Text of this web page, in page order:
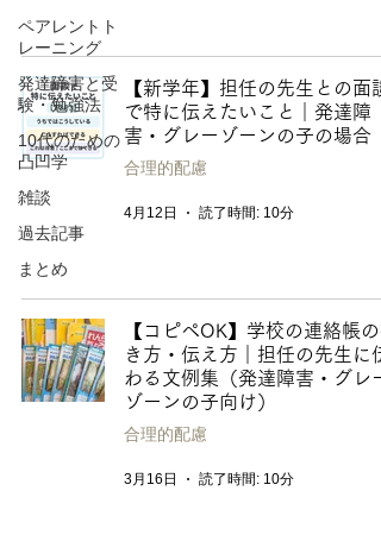
ペアレントト
レーニング
発達障害と受
験・勉強法
10代のための
凸凹学
雑談
過去記事
まとめ
【新学年】担任の先生との面談
で特に伝えたいこと｜発達障
害・グレーゾーンの子の場合
合理的配慮
4月12日 読了時間: 10分
【コピペOK】学校の連絡帳の
き方・伝え方｜担任の先生に伝
わる文例集（発達障害・グレー
ゾーンの子向け）
合理的配慮
3月16日 読了時間: 10分